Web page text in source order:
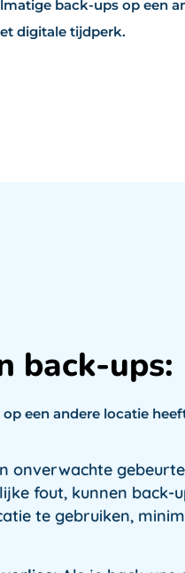
back-ups op een
digitale tijdperk.
back-ups:
een andere locatie
onverwachte
fout, kunnen
te gebruiken,